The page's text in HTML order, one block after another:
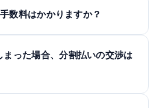
数料はかかりますか？
まった場合、分割払いの交渉は